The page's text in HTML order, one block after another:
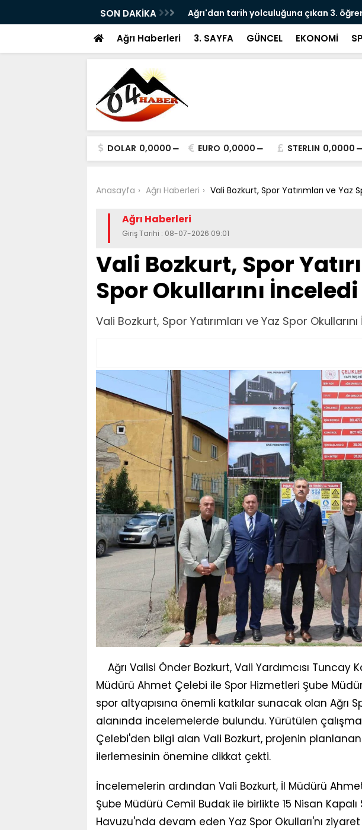
SON DAKİKA
ile Ağrı'da Obezite Cerrahisi Dönemi Ağrı'dan tarih yolculuğuna çıkan 3.
Ağrı Haberleri 3. SAYFA GÜNCEL EKONOMİ
DOLAR 0,0000 EURO 0,0000 STERLIN 0,0000
Anasayfa Ağrı Haberleri Vali Bozkurt, Spor Yatırımları ve Yaz
Ağrı Haberleri
Giriş Tarihi : 08-07-2026 09:01
Vali Bozkurt, Spor
Spor Okullarını İnceledi
Vali Bozkurt, Spor Yatırımları ve Yaz Spor
Ağrı Valisi Önder Bozkurt, Vali Yardımcısı Tuncay
Müdürü Ahmet Çelebi ile Spor Hizmetleri Şube
spor altyapısına önemli katkılar sunacak olan Ağrı
alanında incelemelerde bulundu. Yürütülen
Çelebi'den bilgi alan Vali Bozkurt, projenin
ilerlemesinin önemine dikkat çekti.
İncelemelerin ardından Vali Bozkurt, İl Müdürü
Şube Müdürü Cemil Budak ile birlikte 15 Nisan
Havuzu'nda devam eden Yaz Spor Okulları'nı